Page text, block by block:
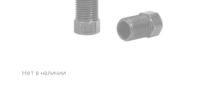
Нет в наличии